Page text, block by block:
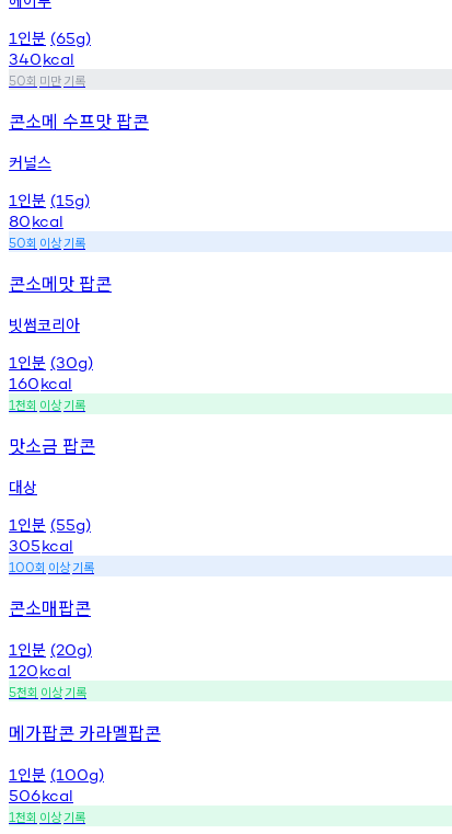
1 인분 (65g)
340kcal
50회 미만기록
콘소메 수프맛 팝콘
커널스
1 인분 (15g)
80kcal
50회 이상기록
콘소메맛 팝콘
빗썸코리아
1 인분 (30g)
160kcal
1천회 이상기록
맛소금 팝콘
대상
1 인분 (55g)
305kcal
100회 이상기록
콘소매팝콘
1 인분 (20g)
120kcal
5천회 이상기록
메가팝콘 카라멜팝콘
1 인분 (100g)
506kcal
1천회 이상기록